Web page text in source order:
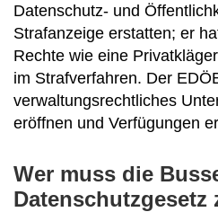
Datenschutz- und
Strafanzeige erstatten; er
Rechte wie eine
im Strafverfahren. Der
verwaltungsrechtliches
eröffnen und Verfügungen
Wer muss die
Datenschutzgesetz